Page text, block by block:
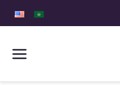
كلية التربية